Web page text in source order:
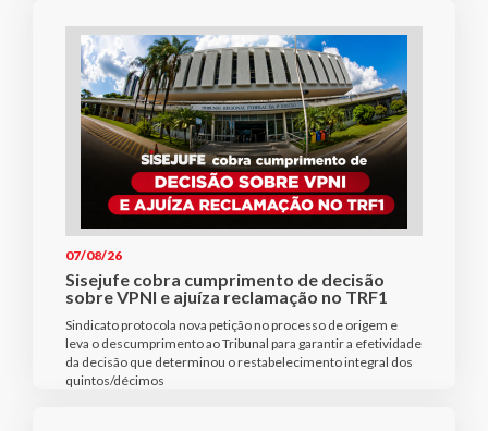
07/08/26
Sisejufe cobra cumprimento de decisão
sobre VPNI e ajuíza reclamação no TRF1
Sindicato protocola nova petição no processo de origem e
leva o descumprimento ao Tribunal para garantir a efetividade
da decisão que determinou o restabelecimento integral dos
quintos/décimos